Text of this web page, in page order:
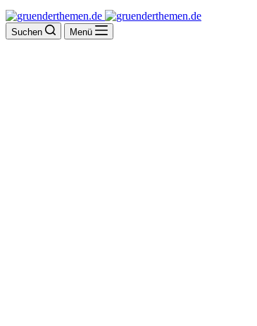
Suchen Menü